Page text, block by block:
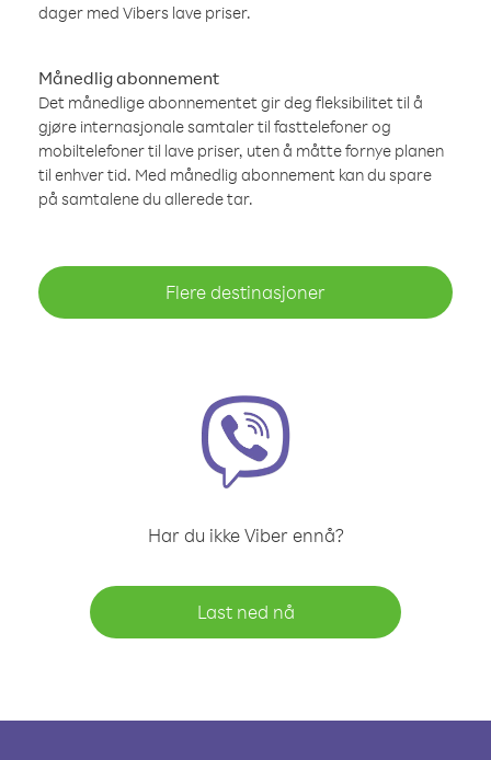
dager med Vibers lave priser.
Månedlig abonnement
Det månedlige abonnementet gir deg fleksibilitet til å
gjøre internasjonale samtaler til fasttelefoner og
mobiltelefoner til lave priser, uten å måtte fornye planen
til enhver tid. Med månedlig abonnement kan du spare
på samtalene du allerede tar.
Flere destinasjoner
Har du ikke Viber ennå?
Last ned nå